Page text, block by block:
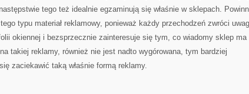
tego też idealnie egzaminują się właśnie w sklepach.
typu materiał reklamowy, ponieważ każdy przechodzeń zwróci
okiennej i bezsprzecznie zainteresuje się tym, co wiadomy sklep ma
takiej reklamy, również nie jest nadto wygórowana, tym bardziej
zaciekawić taką właśnie formą reklamy.